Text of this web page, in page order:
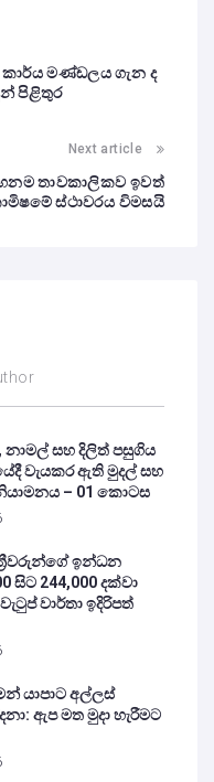
මණ්ඩලය ගැන ද
පිළිතුර
Next article
තාවකාලිකව ඉවත්
ස්ථාවරය විමසයි
සහ දිලිත් පසුගිය
වැයකර ඇති මුදල් සහ
– 01 කොටස
ඉන්ධන
සිට 244,000 දක්වා
වාර්තා ඉදිරිපත්
යාපාට අල්ලස්
ඇප මත මුදා හැරීමට